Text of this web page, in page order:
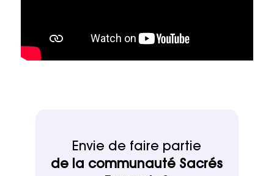
Envie de faire partie
de la communauté Sacrés